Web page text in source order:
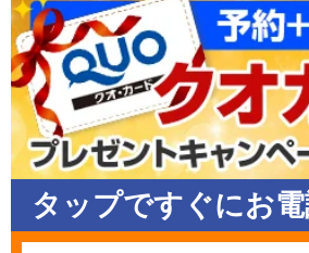
タップですぐにお